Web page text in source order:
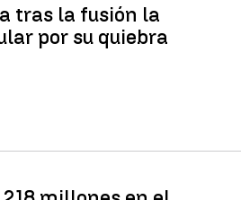
tras la fusión la
por su quiebra